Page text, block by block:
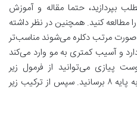
ب‍پردازید، حتما مقاله و آموزش
مطالعه کنید. همچنین در نظر داشته
صورت مرتب دکلره می‌شوند مناسب‌تر
و آسیب کمتری به مو وارد می‌کند
پیازی می‌توانید از فرمول زیر
استفاده کنید. ابتدا مو‌ها را با دکلره به پایه ۸ برسانید. سپس از ترکیب زیر